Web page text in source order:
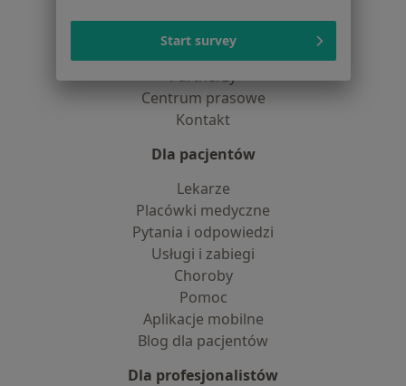
O nas
Partnerzy
Centrum prasowe
Kontakt
Dla pacjentów
Lekarze
Placówki medyczne
Pytania i odpowiedzi
Usługi i zabiegi
Choroby
Pomoc
Aplikacje mobilne
Blog dla pacjentów
Dla profesjonalistów
Start survey